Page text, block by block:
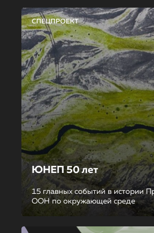
СПЕЦПРОЕКТ
ЮНЕП 50 лет
15 главных событий в истории
ООН по окружающей среде